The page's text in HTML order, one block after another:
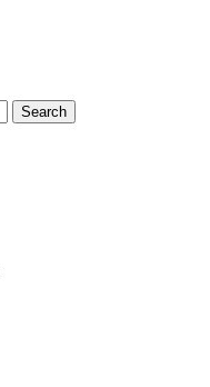
Search